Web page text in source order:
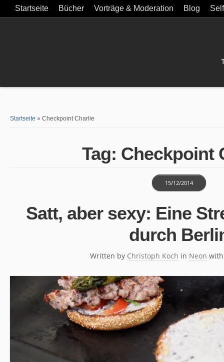
Startseite Bücher Vorträge & Moderation Blog
Startseite » Checkpoint Charlie
Tag: Checkpoint
Satt, aber sexy: Eine
durch
Written by Christoph Koch
15/12/2014
in Neon